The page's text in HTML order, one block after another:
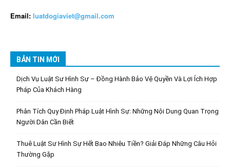
Email: luatdogiaviet@gmail.com
BẢN TIN MỚI
Dịch Vụ Luật Sư Hình Sự – Đồng Hành Bảo Vệ Quyền Và Lợi Ích Hợp
Pháp Của Khách Hàng
Phân Tích Quy Định Pháp Luật Hình Sự: Những Nội Dung Quan Trọng
Người Dân Cần Biết
Thuê Luật Sư Hình Sự Hết Bao Nhiêu Tiền? Giải Đáp Những Câu Hỏi
Thường Gặp